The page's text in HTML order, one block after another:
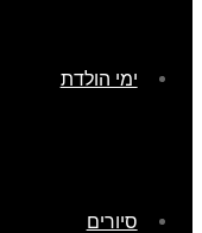
ימי הולדת
סיורים